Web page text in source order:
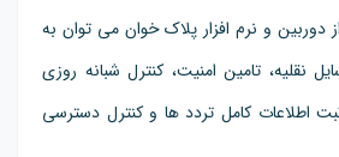
دوربین و نرم افزار پلاک خوان می توان به
نقلیه، تامین امنیت، کنترل شبانه روزی
اطلاعات کامل تردد ها و کنترل دسترسی